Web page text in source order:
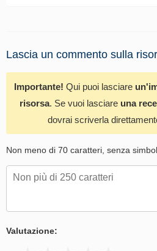
Lascia un commento sulla
Importante! Qui puoi lasciare
risorsa. Se vuoi lasciare una
dovrai scriverla
Non meno di 70 caratteri, senza
Valutazione: